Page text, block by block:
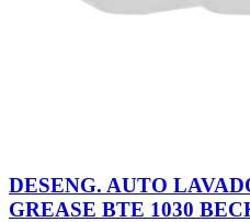
DESENG. AUTO
GREASE BTE 1030